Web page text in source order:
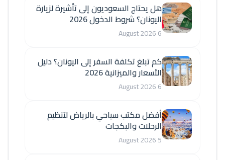
هل يحتاج السعوديون إلى تأشيرة لزيارة
اليونان؟ شروط الدخول 2026
6 August 2026
كم تبلغ تكلفة السفر إلى اليونان؟ دليل
الأسعار والميزانية 2026
6 August 2026
أفضل مكتب سياحي بالرياض لتنظيم
الرحلات والبكجات
5 August 2026